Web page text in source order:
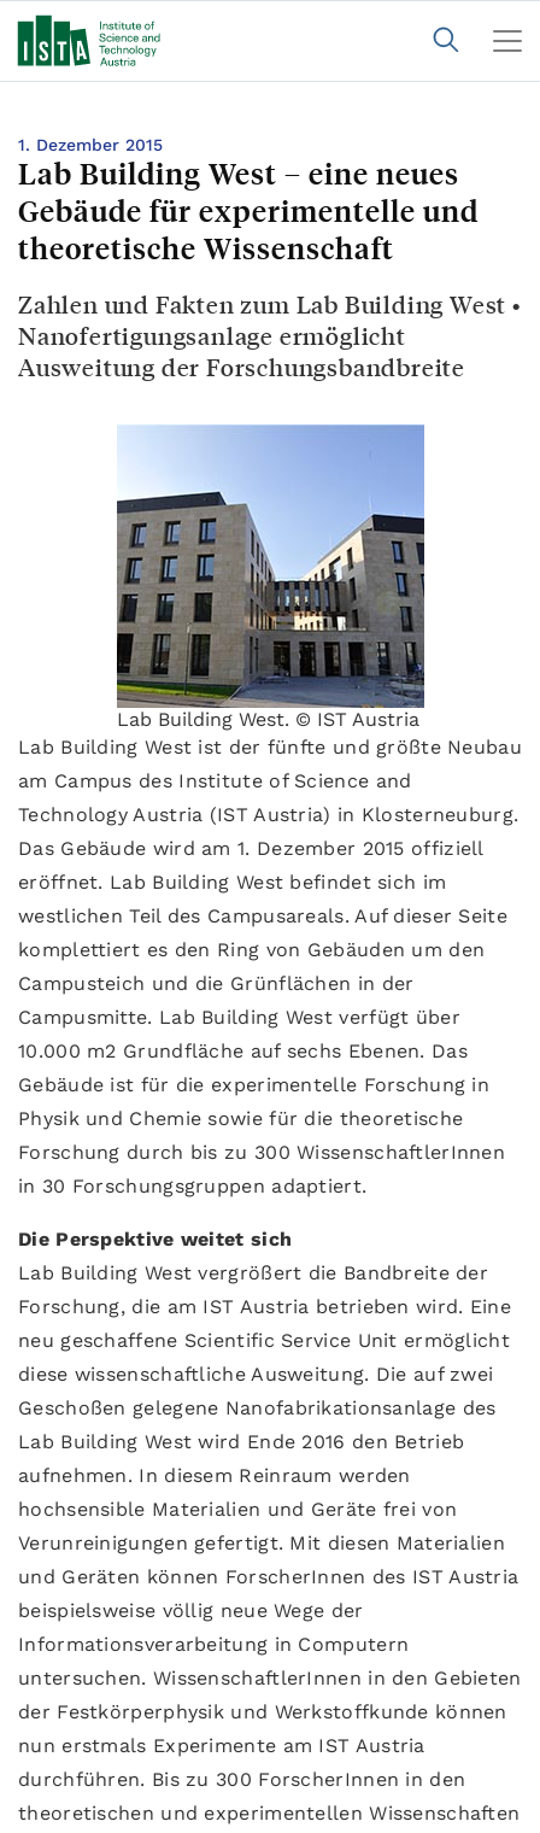
1. Dezember 2015
Lab Building West – eine neues
Gebäude für experimentelle und
theoretische Wissenschaft
Zahlen und Fakten zum Lab Building West •
Nanofertigungsanlage ermöglicht
Ausweitung der Forschungsbandbreite
Lab Building West. © IST Austria
Lab Building West ist der fünfte und größte Neubau
am Campus des Institute of Science and
Technology Austria (IST Austria) in Klosterneuburg.
Das Gebäude wird am 1. Dezember 2015 offiziell
eröffnet. Lab Building West befindet sich im
westlichen Teil des Campusareals. Auf dieser Seite
komplettiert es den Ring von Gebäuden um den
Campusteich und die Grünflächen in der
Campusmitte. Lab Building West verfügt über
10.000 m2 Grundfläche auf sechs Ebenen. Das
Gebäude ist für die experimentelle Forschung in
Physik und Chemie sowie für die theoretische
Forschung durch bis zu 300 WissenschaftlerInnen
in 30 Forschungsgruppen adaptiert.
Die Perspektive weitet sich
Lab Building West vergrößert die Bandbreite der
Forschung, die am IST Austria betrieben wird. Eine
neu geschaffene Scientific Service Unit ermöglicht
diese wissenschaftliche Ausweitung. Die auf zwei
Geschoßen gelegene Nanofabrikationsanlage des
Lab Building West wird Ende 2016 den Betrieb
aufnehmen. In diesem Reinraum werden
hochsensible Materialien und Geräte frei von
Verunreinigungen gefertigt. Mit diesen Materialien
und Geräten können ForscherInnen des IST Austria
beispielsweise völlig neue Wege der
Informationsverarbeitung in Computern
untersuchen. WissenschaftlerInnen in den Gebieten
der Festkörperphysik und Werkstoffkunde können
nun erstmals Experimente am IST Austria
durchführen. Bis zu 300 ForscherInnen in den
theoretischen und experimentellen Wissenschaften